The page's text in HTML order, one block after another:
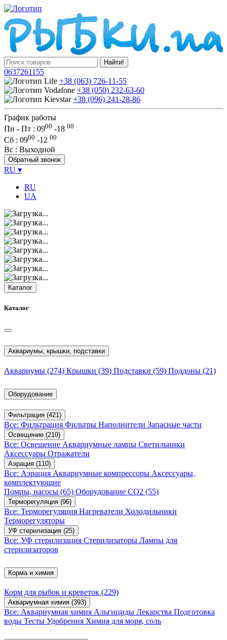
Найти!
0637261155
+38 (063) 726-11-55
+38 (050) 232-63-60
+38 (096) 241-28-86
График работы
Пн - Пт : 0900 -18 00
Сб : 0900 -12 00
Вс : Выходной
Обратный звонок
RU ▾
RU
UA
Каталог
Каталог
Аквариумы, крышки, подставки
Аквариумы (274) Крышки (39) Подставки (59) Поддоны (21)
Оборудование
Фильтрация (421)
Все: Фильтрация Фильтры Наполнители Запасные части
Освещение (210)
Все: Освещение Аквариумные лампы Светильники
Аксессуары Отражатели
Аэрация (110)
Все: Аэрация Аквариумные компрессоры Аксессуары,
комплектующие
Помпы, насосы (65) Оборудование CO2 (55)
Терморегуляция (96)
Все: Терморегуляция Нагреватели Холодильники
Терморегуляторы
УФ стерилизация (25)
Все: УФ стерилизация Стерилизаторы Лампы для
стерилизаторов
Корма и химия
Корм для рыбок и креветок (229)
Аквариумная химия (393)
Все: Аквариумная химия Альгициды Лекарства Подготовка
воды Тесты Удобрения Химия для моря, соль